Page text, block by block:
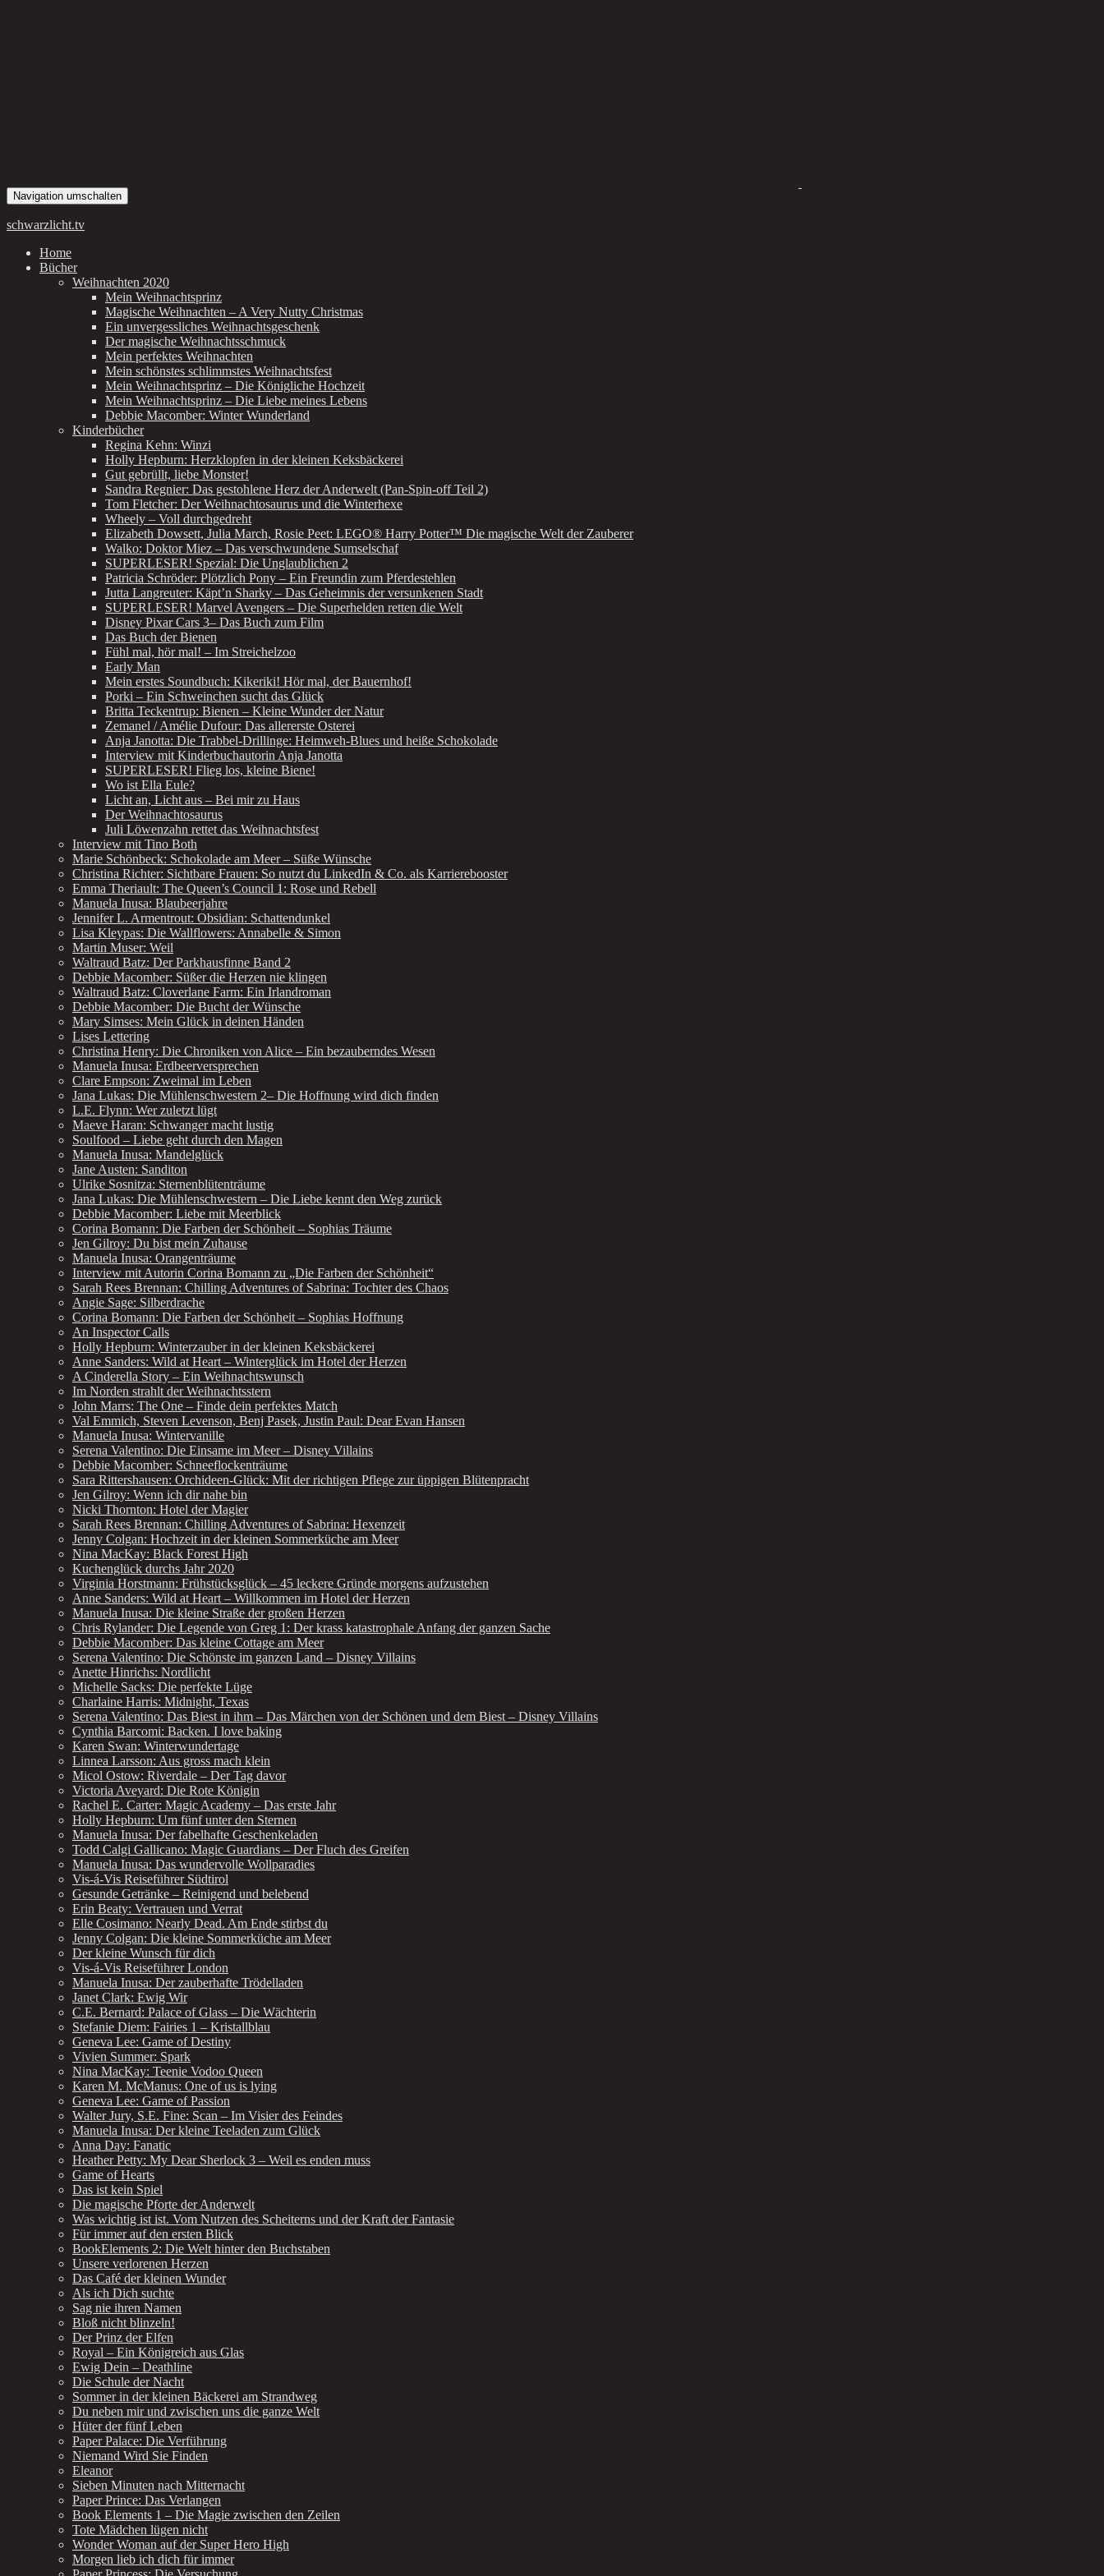
Navigation umschalten
schwarzlicht.tv
Home
Bücher
Weihnachten 2020
Mein Weihnachtsprinz
Magische Weihnachten – A Very Nutty Christmas
Ein unvergessliches Weihnachtsgeschenk
Der magische Weihnachtsschmuck
Mein perfektes Weihnachten
Mein schönstes schlimmstes Weihnachtsfest
Mein Weihnachtsprinz – Die Königliche Hochzeit
Mein Weihnachtsprinz – Die Liebe meines Lebens
Debbie Macomber: Winter Wunderland
Kinderbücher
Regina Kehn: Winzi
Holly Hepburn: Herzklopfen in der kleinen Keksbäckerei
Gut gebrüllt, liebe Monster!
Sandra Regnier: Das gestohlene Herz der Anderwelt (Pan-Spin-off Teil 2)
Tom Fletcher: Der Weihnachtosaurus und die Winterhexe
Wheely – Voll durchgedreht
Elizabeth Dowsett, Julia March, Rosie Peet: LEGO® Harry Potter™ Die magische Welt der Zauberer
Walko: Doktor Miez – Das verschwundene Sumselschaf
SUPERLESER! Spezial: Die Unglaublichen 2
Patricia Schröder: Plötzlich Pony – Ein Freundin zum Pferdestehlen
Jutta Langreuter: Käpt’n Sharky – Das Geheimnis der versunkenen Stadt
SUPERLESER! Marvel Avengers – Die Superhelden retten die Welt
Disney Pixar Cars 3– Das Buch zum Film
Das Buch der Bienen
Fühl mal, hör mal! – Im Streichelzoo
Early Man
Mein erstes Soundbuch: Kikeriki! Hör mal, der Bauernhof!
Porki – Ein Schweinchen sucht das Glück
Britta Teckentrup: Bienen – Kleine Wunder der Natur
Zemanel / Amélie Dufour: Das allererste Osterei
Anja Janotta: Die Trabbel-Drillinge: Heimweh-Blues und heiße Schokolade
Interview mit Kinderbuchautorin Anja Janotta
SUPERLESER! Flieg los, kleine Biene!
Wo ist Ella Eule?
Licht an, Licht aus – Bei mir zu Haus
Der Weihnachtosaurus
Juli Löwenzahn rettet das Weihnachtsfest
Interview mit Tino Both
Marie Schönbeck: Schokolade am Meer – Süße Wünsche
Christina Richter: Sichtbare Frauen: So nutzt du LinkedIn & Co. als Karrierebooster
Emma Theriault: The Queen’s Council 1: Rose und Rebell
Manuela Inusa: Blaubeerjahre
Jennifer L. Armentrout: Obsidian: Schattendunkel
Lisa Kleypas: Die Wallflowers: Annabelle & Simon
Martin Muser: Weil
Waltraud Batz: Der Parkhausfinne Band 2
Debbie Macomber: Süßer die Herzen nie klingen
Waltraud Batz: Cloverlane Farm: Ein Irlandroman
Debbie Macomber: Die Bucht der Wünsche
Mary Simses: Mein Glück in deinen Händen
Lises Lettering
Christina Henry: Die Chroniken von Alice – Ein bezauberndes Wesen
Manuela Inusa: Erdbeerversprechen
Clare Empson: Zweimal im Leben
Jana Lukas: Die Mühlenschwestern 2– Die Hoffnung wird dich finden
L.E. Flynn: Wer zuletzt lügt
Maeve Haran: Schwanger macht lustig
Soulfood – Liebe geht durch den Magen
Manuela Inusa: Mandelglück
Jane Austen: Sanditon
Ulrike Sosnitza: Sternenblütenträume
Jana Lukas: Die Mühlenschwestern – Die Liebe kennt den Weg zurück
Debbie Macomber: Liebe mit Meerblick
Corina Bomann: Die Farben der Schönheit – Sophias Träume
Jen Gilroy: Du bist mein Zuhause
Manuela Inusa: Orangenträume
Interview mit Autorin Corina Bomann zu „Die Farben der Schönheit“
Sarah Rees Brennan: Chilling Adventures of Sabrina: Tochter des Chaos
Angie Sage: Silberdrache
Corina Bomann: Die Farben der Schönheit – Sophias Hoffnung
An Inspector Calls
Holly Hepburn: Winterzauber in der kleinen Keksbäckerei
Anne Sanders: Wild at Heart – Winterglück im Hotel der Herzen
A Cinderella Story – Ein Weihnachtswunsch
Im Norden strahlt der Weihnachtsstern
John Marrs: The One – Finde dein perfektes Match
Val Emmich, Steven Levenson, Benj Pasek, Justin Paul: Dear Evan Hansen
Manuela Inusa: Wintervanille
Serena Valentino: Die Einsame im Meer – Disney Villains
Debbie Macomber: Schneeflockenträume
Sara Rittershausen: Orchideen-Glück: Mit der richtigen Pflege zur üppigen Blütenpracht
Jen Gilroy: Wenn ich dir nahe bin
Nicki Thornton: Hotel der Magier
Sarah Rees Brennan: Chilling Adventures of Sabrina: Hexenzeit
Jenny Colgan: Hochzeit in der kleinen Sommerküche am Meer
Nina MacKay: Black Forest High
Kuchenglück durchs Jahr 2020
Virginia Horstmann: Frühstücksglück – 45 leckere Gründe morgens aufzustehen
Anne Sanders: Wild at Heart – Willkommen im Hotel der Herzen
Manuela Inusa: Die kleine Straße der großen Herzen
Chris Rylander: Die Legende von Greg 1: Der krass katastrophale Anfang der ganzen Sache
Debbie Macomber: Das kleine Cottage am Meer
Serena Valentino: Die Schönste im ganzen Land – Disney Villains
Anette Hinrichs: Nordlicht
Michelle Sacks: Die perfekte Lüge
Charlaine Harris: Midnight, Texas
Serena Valentino: Das Biest in ihm – Das Märchen von der Schönen und dem Biest – Disney Villains
Cynthia Barcomi: Backen. I love baking
Karen Swan: Winterwundertage
Linnea Larsson: Aus gross mach klein
Micol Ostow: Riverdale – Der Tag davor
Victoria Aveyard: Die Rote Königin
Rachel E. Carter: Magic Academy – Das erste Jahr
Holly Hepburn: Um fünf unter den Sternen
Manuela Inusa: Der fabelhafte Geschenkeladen
Todd Calgi Gallicano: Magic Guardians – Der Fluch des Greifen
Manuela Inusa: Das wundervolle Wollparadies
Vis-á-Vis Reiseführer Südtirol
Gesunde Getränke – Reinigend und belebend
Erin Beaty: Vertrauen und Verrat
Elle Cosimano: Nearly Dead. Am Ende stirbst du
Jenny Colgan: Die kleine Sommerküche am Meer
Der kleine Wunsch für dich
Vis-á-Vis Reiseführer London
Manuela Inusa: Der zauberhafte Trödelladen
Janet Clark: Ewig Wir
C.E. Bernard: Palace of Glass – Die Wächterin
Stefanie Diem: Fairies 1 – Kristallblau
Geneva Lee: Game of Destiny
Vivien Summer: Spark
Nina MacKay: Teenie Vodoo Queen
Karen M. McManus: One of us is lying
Geneva Lee: Game of Passion
Walter Jury, S.E. Fine: Scan – Im Visier des Feindes
Manuela Inusa: Der kleine Teeladen zum Glück
Anna Day: Fanatic
Heather Petty: My Dear Sherlock 3 – Weil es enden muss
Game of Hearts
Das ist kein Spiel
Die magische Pforte der Anderwelt
Was wichtig ist ist. Vom Nutzen des Scheiterns und der Kraft der Fantasie
Für immer auf den ersten Blick
BookElements 2: Die Welt hinter den Buchstaben
Unsere verlorenen Herzen
Das Café der kleinen Wunder
Als ich Dich suchte
Sag nie ihren Namen
Bloß nicht blinzeln!
Der Prinz der Elfen
Royal – Ein Königreich aus Glas
Ewig Dein – Deathline
Die Schule der Nacht
Sommer in der kleinen Bäckerei am Strandweg
Du neben mir und zwischen uns die ganze Welt
Hüter der fünf Leben
Paper Palace: Die Verführung
Niemand Wird Sie Finden
Eleanor
Sieben Minuten nach Mitternacht
Paper Prince: Das Verlangen
Book Elements 1 – Die Magie zwischen den Zeilen
Tote Mädchen lügen nicht
Wonder Woman auf der Super Hero High
Morgen lieb ich dich für immer